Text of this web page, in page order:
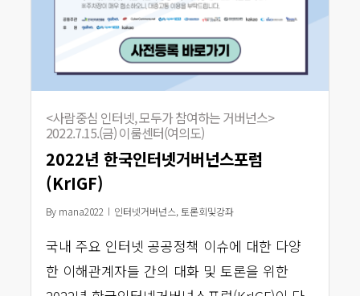
<사람중심 인터넷, 모두가 참여하는 거버넌스>
2022.7.15.(금) 이룸센터(여의도)
2022년 한국인터넷거버넌스포럼
(KrIGF)
By mana2022 인터넷거버넌스, 토론회및강좌
국내 주요 인터넷 공공정책 이슈에 대한 다양
한 이해관계자들 간의 대화 및 토론을 위한